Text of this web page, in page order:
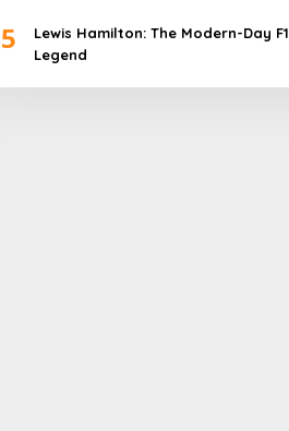
5
Lewis Hamilton: The Modern-Day F1
Legend